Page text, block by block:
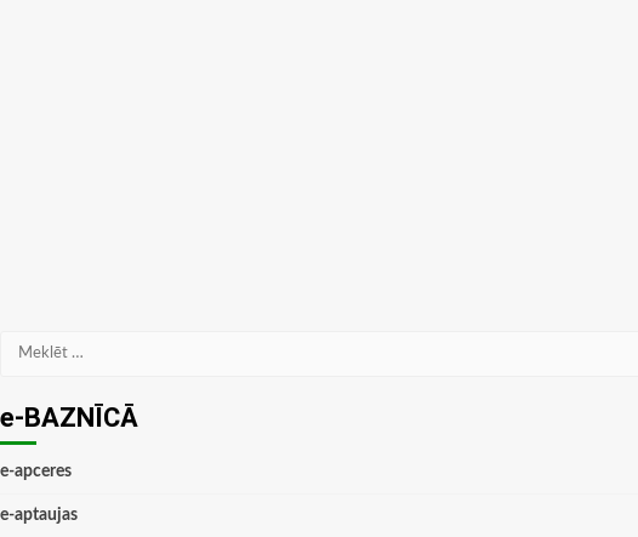
Meklēt:
e-BAZNĪCĀ
e-apceres
e-aptaujas